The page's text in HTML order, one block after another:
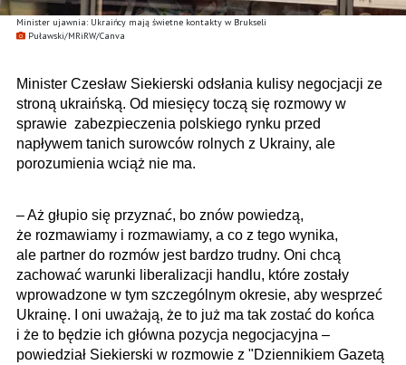
Minister ujawnia: Ukraińcy mają świetne kontakty w Brukseli
Puławski/MRiRW/Canva
Minister Czesław Siekierski odsłania kulisy negocjacji ze
stroną ukraińską. Od miesięcy toczą się rozmowy w
sprawie zabezpieczenia polskiego rynku przed
napływem tanich surowców rolnych z Ukrainy, ale
porozumienia wciąż nie ma.
– Aż głupio się przyznać, bo znów powiedzą,
że rozmawiamy i rozmawiamy, a co z tego wynika,
ale partner do rozmów jest bardzo trudny. Oni chcą
zachować warunki liberalizacji handlu, które zostały
wprowadzone w tym szczególnym okresie, aby wesprzeć
Ukrainę. I oni uważają, że to już ma tak zostać do końca
i że to będzie ich główna pozycja negocjacyjna –
powiedział Siekierski w rozmowie z "Dziennikiem Gazetą